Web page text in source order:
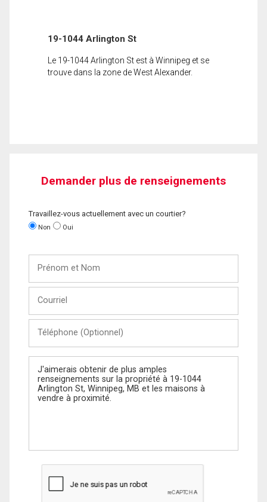
19-1044 Arlington St
Le 19-1044 Arlington St est à Winnipeg et se
trouve dans la zone de West Alexander.
Demander plus de renseignements
Travaillez-vous actuellement avec un courtier?
Non Oui
Nom
(Optionnel)
Message